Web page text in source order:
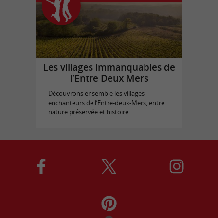
Les villages immanquables de
l’Entre Deux Mers
Découvrons ensemble les villages
enchanteurs de l’Entre-deux-Mers, entre
nature préservée et histoire ...